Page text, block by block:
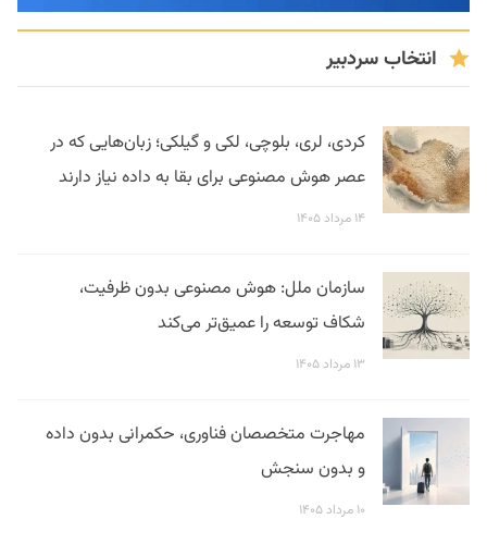
انتخاب سردبیر
کردی، لری، بلوچی، لکی و گیلکی؛ زبان‌هایی که در
عصر هوش مصنوعی برای بقا به داده نیاز دارند
۱۴ مرداد ۱۴۰۵
سازمان ملل: هوش مصنوعی بدون ظرفیت،
شکاف توسعه را عمیق‌تر می‌کند
۱۳ مرداد ۱۴۰۵
مهاجرت متخصصان فناوری، حکمرانی بدون داده
و بدون سنجش
۱۰ مرداد ۱۴۰۵